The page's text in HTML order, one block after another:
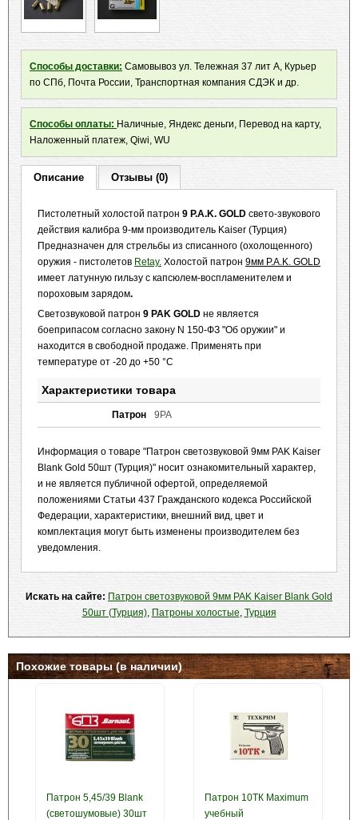
Способы доставки: Самовывоз ул. Тележная 37 лит А, Курьер
по СПб, Почта России, Транспортная компания СДЭК и др.
Способы оплаты: Наличные, Яндекс деньги, Перевод на карту,
Наложенный платеж, Qiwi, WU
Описание Отзывы (0)
Пистолетный холостой патрон 9 P.A.K. GOLD свето-звукового
действия калибра 9-мм производитель Kaiser (Турция)
Предназначен для стрельбы из списанного (охолощенного)
оружия - пистолетов Retay. Холостой патрон 9мм P.A.K. GOLD
имеет латунную гильзу с капсюлем-воспламенителем и
пороховым зарядом.
Светозвуковой патрон 9 РАK GOLD не является
боеприпасом согласно закону N 150-ФЗ "Об оружии" и
находится в свободной продаже. Применять при
температуре от -20 до +50 °С
Характеристики товара
Патрон 9PA
Информация о товаре "Патрон светозвуковой 9мм PAK Kaiser
Blank Gold 50шт (Турция)" носит ознакомительный характер,
и не является публичной офертой, определяемой
положениями Статьи 437 Гражданского кодекса Российской
Федерации, характеристики, внешний вид, цвет и
комплектация могут быть изменены производителем без
уведомления.
Искать на сайте: Патрон светозвуковой 9мм PAK Kaiser Blank Gold
50шт (Турция), Патроны холостые, Турция
Похожие товары (в наличии)
Патрон 5,45/39 Blank
(светошумовые) 30шт
Патрон 10ТК Maximum
учебный